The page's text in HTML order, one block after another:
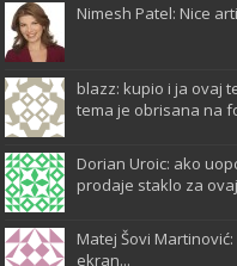
Nimesh Patel: Nice
blazz: kupio i ja ovaj
tema je obrisana na
Dorian Uroic: ako
prodaje staklo za
Matej Šovi
ekran...